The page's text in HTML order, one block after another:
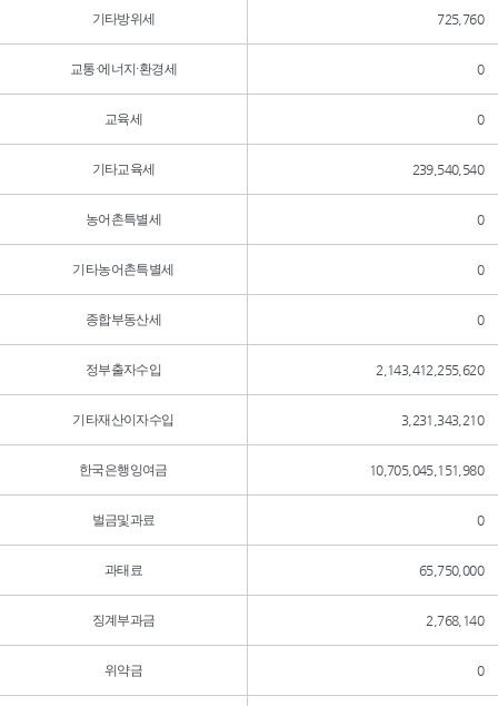
기타방위세 725,760
교통·에너지·환경세 0
교육세 0
기타교육세 239,540,540
농어촌특별세 0
기타농어촌특별세 0
종합부동산세 0
정부출자수입 2,143,412,255,620
기타재산이자수입 3,231,343,210
한국은행잉여금 10,705,045,151,980
벌금및과료 0
과태료 65,750,000
징계부과금 2,768,140
위약금 0